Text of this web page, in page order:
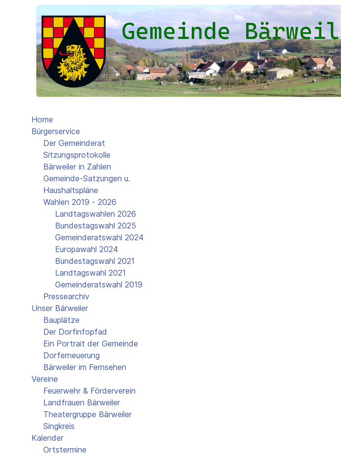
Home
Bürgerservice
Der Gemeinderat
Sitzungsprotokolle
Bärweiler in Zahlen
Gemeinde-Satzungen u.
Haushaltspläne
Wahlen 2019 - 2026
Landtagswahlen 2026
Bundestagswahl 2025
Gemeinderatswahl 2024
Europawahl 2024
Bundestagswahl 2021
Landtagswahl 2021
Gemeinderatswahl 2019
Pressearchiv
Unser Bärweiler
Bauplätze
Der Dorfinfopfad
Ein Portrait der Gemeinde
Dorferneuerung
Bärweiler im Fernsehen
Vereine
Feuerwehr & Förderverein
Landfrauen Bärweiler
Theatergruppe Bärweiler
Singkreis
Kalender
Ortstermine